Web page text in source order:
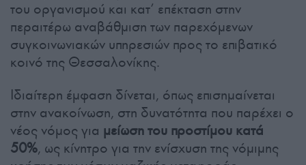
του οργανισμού και κατ’ επέκταση στην
περαιτέρω αναβάθμιση των παρεχόμενων
συγκοινωνιακών υπηρεσιών προς το επιβατικό
κοινό της Θεσσαλονίκης.
Ιδιαίτερη έμφαση δίνεται, όπως επισημαίνεται
στην ανακοίνωση, στη δυνατότητα που παρέχει ο
νέος νόμος για μείωση του προστίμου κατά
50%, ως κίνητρο για την ενίσχυση της νόμιμης